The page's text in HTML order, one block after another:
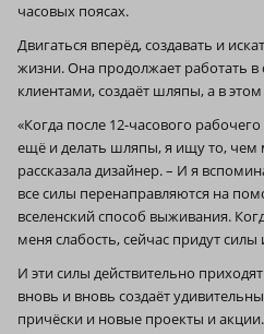
часовых поясах.
Двигаться вперёд, создавать и
жизни. Она продолжает работать в
клиентами, создаёт шляпы, а в
«Когда после 12-часового
ещё и делать шляпы, я ищу то, чем
рассказала дизайнер. – И я
все силы перенаправляются на
вселенский способ выживания.
меня слабость, сейчас придут силы
И эти силы действительно
вновь и вновь создаёт
причёски и новые проекты и